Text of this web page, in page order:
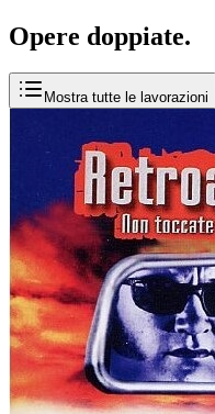
Opere doppiate.
Mostra tutte le lavorazioni